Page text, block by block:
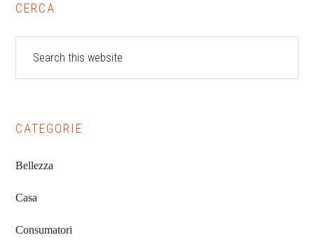
Primary
Sidebar
CERCA
website
CATEGORIE
Bellezza
Casa
Consumatori